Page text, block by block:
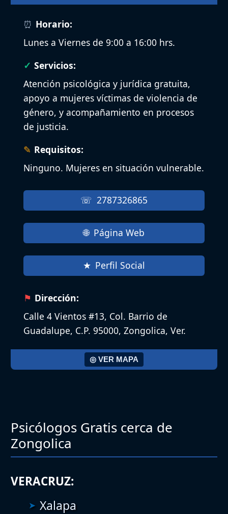
Horario:
Lunes a Viernes de 9:00 a 16:00 hrs.
Servicios:
Atención psicológica y jurídica gratuita,
apoyo a mujeres víctimas de violencia de
género, y acompañamiento en procesos
de justicia.
Requisitos:
Ninguno. Mujeres en situación vulnerable.
2787326865
Página Web
Perfil Social
Dirección:
Calle 4 Vientos #13, Col. Barrio de
Guadalupe, C.P. 95000, Zongolica, Ver.
◎ VER MAPA
Psicólogos Gratis cerca de
Zongolica
VERACRUZ:
Xalapa